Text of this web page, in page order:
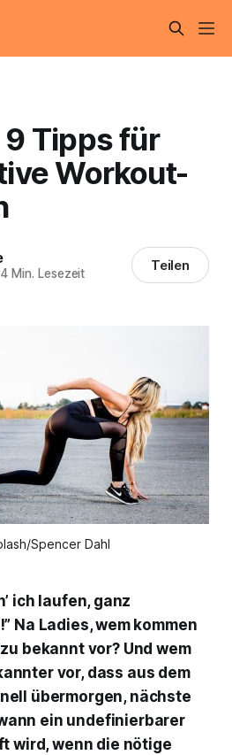
9 Tipps für
Workout-
Min. Lesezeit Teilen
Spencer Dahl
ich laufen, ganz
Na Ladies, wem kommen
bekannt vor? Und wem
vor, dass aus dem
übermorgen, nächste
ein undefinierbarer
wird, wenn die nötige